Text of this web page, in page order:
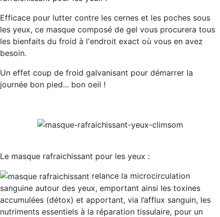
Efficace pour lutter contre les cernes et les poches sous
les yeux, ce masque composé de gel vous procurera tous
les bienfaits du froid à l'endroit exact où vous en avez
besoin.
Un effet coup de froid galvanisant pour démarrer la
journée bon pied... bon oeil !
Le masque rafraichissant pour les yeux :
relance la microcirculation
sanguine autour des yeux, emportant ainsi les toxines
accumulées (détox) et apportant, via l’afflux sanguin, les
nutriments essentiels à la réparation tissulaire, pour un